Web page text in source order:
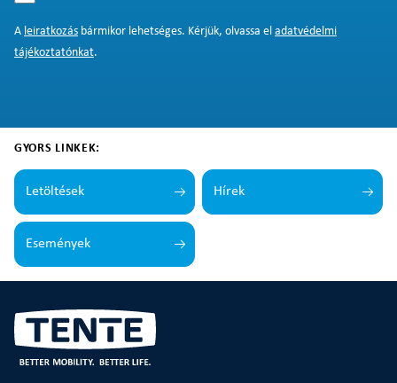
A leiratkozás bármikor lehetséges. Kérjük, olvassa el adatvédelmi
tájékoztatónkat.
GYORS LINKEK:
Letöltések Hírek
Események